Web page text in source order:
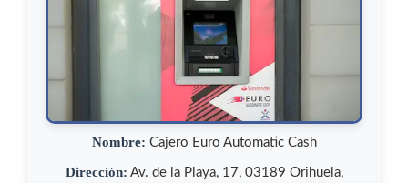
Nombre: Cajero Euro Automatic Cash
Dirección: Av. de la Playa, 17, 03189 Orihuela,